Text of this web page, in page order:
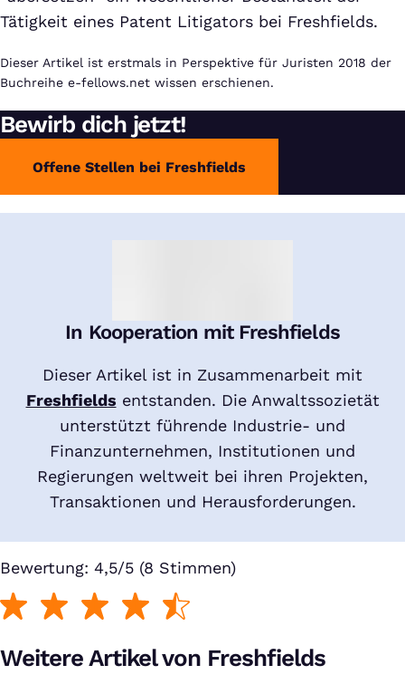
Tätigkeit eines Patent Litigators bei Freshfields.
Dieser Artikel ist erstmals in Perspektive für Juristen 2018 der
Buchreihe e-fellows.net wissen erschienen.
Bewirb dich jetzt!
Offene Stellen bei Freshfields
In Kooperation mit Freshfields
Dieser Artikel ist in Zusammenarbeit mit
Freshfields entstanden. Die Anwaltssozietät
unterstützt führende Industrie- und
Finanzunternehmen, Institutionen und
Regierungen weltweit bei ihren Projekten,
Transaktionen und Herausforderungen.
Bewertung: 4,5/5 (8 Stimmen)
Weitere Artikel von Freshfields